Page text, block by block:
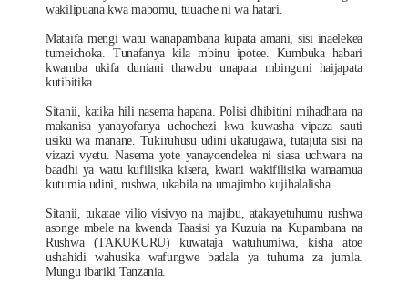
wakilipuana kwa mabomu, tuuache ni wa hatari.
Mataifa mengi watu wanapambana kupata amani, sisi inaelekea
tumeichoka. Tunafanya kila mbinu ipotee. Kumbuka habari
kwamba ukifa duniani thawabu unapata mbinguni haijapata
kutibitika.
Sitanii, katika hili nasema hapana. Polisi dhibitini mihadhara na
makanisa yanayofanya uchochezi kwa kuwasha vipaza sauti
usiku wa manane. Tukiruhusu udini ukatugawa, tutajuta sisi na
vizazi vyetu. Nasema yote yanayoendelea ni siasa uchwara na
baadhi ya watu kufilisika kisera, kwani wakifilisika wanaamua
kutumia udini, rushwa, ukabila na umajimbo kujihalalisha.
Sitanii, tukatae vilio visivyo na majibu, atakayetuhumu rushwa
asonge mbele na kwenda Taasisi ya Kuzuia na Kupambana na
Rushwa (TAKUKURU) kuwataja watuhumiwa, kisha atoe
ushahidi wahusika wafungwe badala ya tuhuma za jumla.
Mungu ibariki Tanzania.